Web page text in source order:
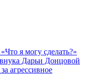
«Что я могу сделать?»
Дарьи Донцовой
агрессивное